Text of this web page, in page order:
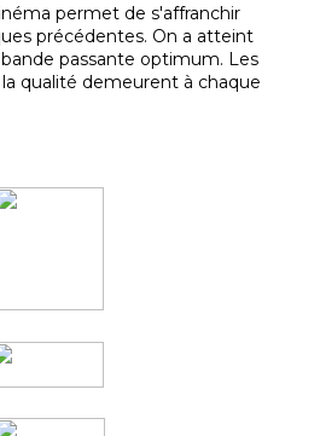
permet de s'affranchir
précédentes. On a atteint
passante optimum. Les
qualité demeurent à chaque